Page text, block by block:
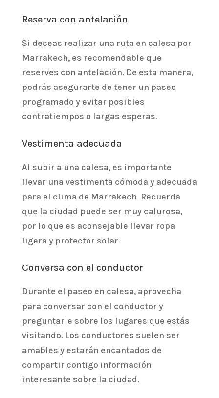
Reserva con antelación
Si deseas realizar una ruta en calesa por
Marrakech, es recomendable que
reserves con antelación. De esta manera,
podrás asegurarte de tener un paseo
programado y evitar posibles
contratiempos o largas esperas.
Vestimenta adecuada
Al subir a una calesa, es importante
llevar una vestimenta cómoda y adecuada
para el clima de Marrakech. Recuerda
que la ciudad puede ser muy calurosa,
por lo que es aconsejable llevar ropa
ligera y protector solar.
Conversa con el conductor
Durante el paseo en calesa, aprovecha
para conversar con el conductor y
preguntarle sobre los lugares que estás
visitando. Los conductores suelen ser
amables y estarán encantados de
compartir contigo información
interesante sobre la ciudad.